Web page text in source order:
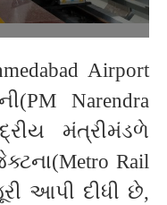
Airport
Narendra
મંત્રીમંડળે
Rail
આપી દીધી છે,